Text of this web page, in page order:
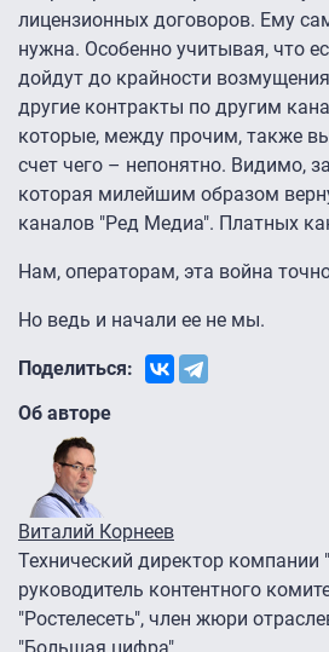
лицензионных договоров. Ему
нужна. Особенно учитывая, что
дойдут до крайности
другие контракты по другим
которые, между прочим, также
счет чего – непонятно. Видимо,
которая милейшим образом
каналов "Ред Медиа". Платных
Нам, операторам, эта война
Но ведь и начали ее не мы.
Поделиться:
Об авторе
Виталий Корнеев
Технический директор компании
руководитель контентного
"Ростелесеть", член жюри